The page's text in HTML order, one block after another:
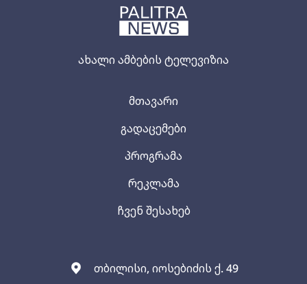
ახალი ამბების ტელევიზია
თბილისი, იოსებიძის ქ. 49
მთავარი
გადაცემები
პროგრამა
რეკლამა
ჩვენ შესახებ